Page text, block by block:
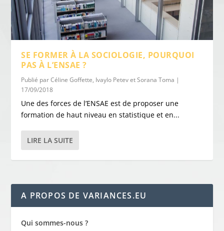
SE FORMER À LA SOCIOLOGIE, POURQUOI
PAS À L’ENSAE ?
Publié parCéline Goffette, Ivaylo Petev et Sorana Toma |
17/09/2018
Une des forces de l’ENSAE est de proposer une
formation de haut niveau en statistique et en...
LIRE LA SUITE
A PROPOS DE VARIANCES.EU
Qui sommes-nous ?